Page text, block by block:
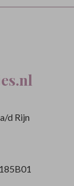
d Rijn